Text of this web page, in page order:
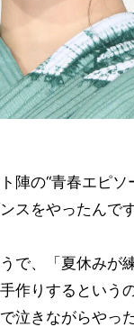
陣の“青春エピ
スをやったんで
で、「夏休みが
作りするという
泣きながらやっ